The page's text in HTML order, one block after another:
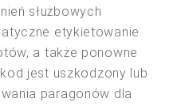
służbowych
etykietowanie
a także ponowne
jest uszkodzony lub
paragonów dla